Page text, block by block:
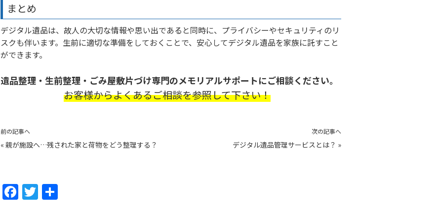
まとめ
デジタル遺品は、故人の大切な情報や思い出であると同時に、プライバシーやセキュリティのリ
スクも伴います。生前に適切な準備をしておくことで、安心してデジタル遺品を家族に託すこと
ができます。
遺品整理・生前整理・ごみ屋敷片づけ専門のメモリアルサポートにご相談ください。
お客様からよくあるご相談を参照して下さい！
前の記事へ
« 親が施設へ…残された家と荷物をどう整理する？
次の記事へ
デジタル遺品管理サービスとは？ »
F T